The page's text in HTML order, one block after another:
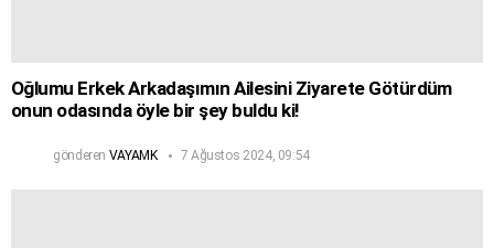
Oğlumu Erkek Arkadaşımın Ailesini Ziyarete Götürdüm
onun odasında öyle bir şey buldu ki!
gönderen VAYAMK 7 Ağustos 2024, 09:54